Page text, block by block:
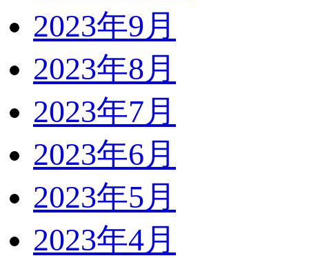
2023年9月
2023年8月
2023年7月
2023年6月
2023年5月
2023年4月